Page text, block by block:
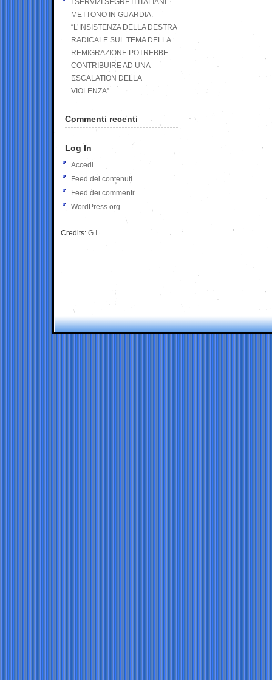
I SERVIZI SEGRETI ITALIANI
METTONO IN GUARDIA:
“L’INSISTENZA DELLA DESTRA
RADICALE SUL TEMA DELLA
REMIGRAZIONE POTREBBE
CONTRIBUIRE AD UNA
ESCALATION DELLA
VIOLENZA”
Commenti recenti
Log In
Accedi
Feed dei contenuti
Feed dei commenti
WordPress.org
Credits: G.I